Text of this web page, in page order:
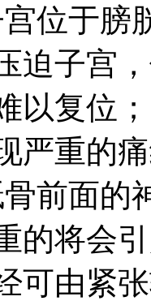
宫位于膀
迫子宫
以复位
严重的
骨前面的
的将会
可由紧